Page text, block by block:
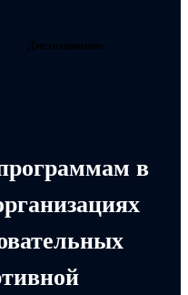
Дистанционно
в